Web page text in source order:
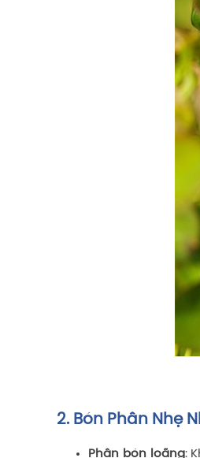
2. Bón Phân Nhẹ
Phân bón loãng: